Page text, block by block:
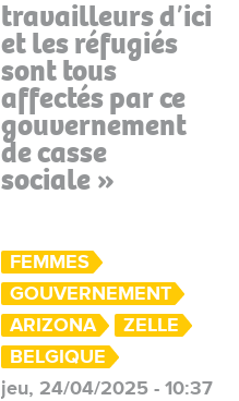
travailleurs dʼici
et les réfugiés
sont tous
affectés par ce
gouvernement
de casse
sociale »
FEMMES
GOUVERNEMENT
ARIZONA
ZELLE
BELGIQUE
jeu, 24/04/2025 - 10:37